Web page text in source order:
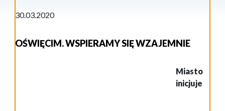
30.03.2020
OŚWIĘCIM. WSPIERAMY SIĘ WZAJEMNIE
Miasto
inicjuje